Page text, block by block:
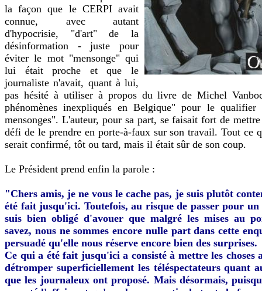
la façon que le CERPI avait
connue, avec autant
d'hypocrisie, "d'art" de la
désinformation - juste pour
éviter le mot "mensonge" qui
lui était proche et que le
journaliste n'avait, quant à lui,
pas hésité à utiliser à propos du livre de Michel
phénomènes inexpliqués en Belgique" pour le
mensonges". L'auteur, pour sa part, se faisait fort de
défi de le prendre en porte-à-faux sur son travail. Tout ce
serait confirmé, tôt ou tard, mais il était sûr de son coup.
Le Président prend enfin la parole :
"Chers amis, je ne vous le cache pas, je suis plutôt
été fait jusqu'ici. Toutefois, au risque de passer pour
suis bien obligé d'avouer que malgré les mises au
savez, nous ne sommes encore nulle part dans cette
persuadé qu'elle nous réserve encore bien des surprises.
Ce qui a été fait jusqu'ici a consisté à mettre les choses
détromper superficiellement les téléspectateurs quant
que les journaleux ont proposé. Mais désormais,